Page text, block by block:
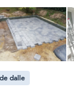
dalle